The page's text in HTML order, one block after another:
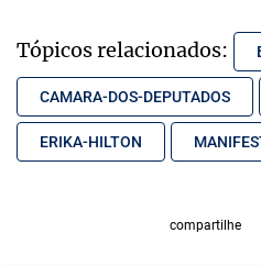
Tópicos relacionados:
CAMARA-DOS-DEPUTADOS
ERIKA-HILTON
compartilhe